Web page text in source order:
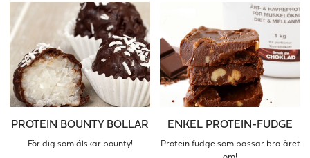
PROTEIN BOUNTY BOLLAR
För dig som älskar bounty!
ENKEL PROTEIN-FUDGE
Protein fudge som passar bra året